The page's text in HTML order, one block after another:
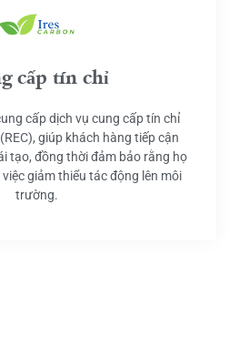
cấp tín chỉ
cấp dịch vụ cung cấp tín chỉ
giúp khách hàng tiếp cận
tạo, đồng thời đảm bảo rằng họ
giảm thiểu tác động lên môi
trường.